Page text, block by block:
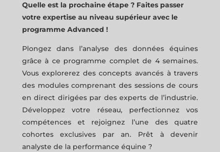
Quelle est la prochaine étape ? Faites passer
votre expertise au niveau supérieur avec le
programme Advanced !
Plongez dans l’analyse des données équines
grâce à ce programme complet de 4 semaines.
Vous explorerez des concepts avancés à travers
des modules comprenant des sessions de cours
en direct dirigées par des experts de l’industrie.
Développez votre réseau, perfectionnez vos
compétences et rejoignez l’une des quatre
cohortes exclusives par an. Prêt à devenir
analyste de la performance équine ?